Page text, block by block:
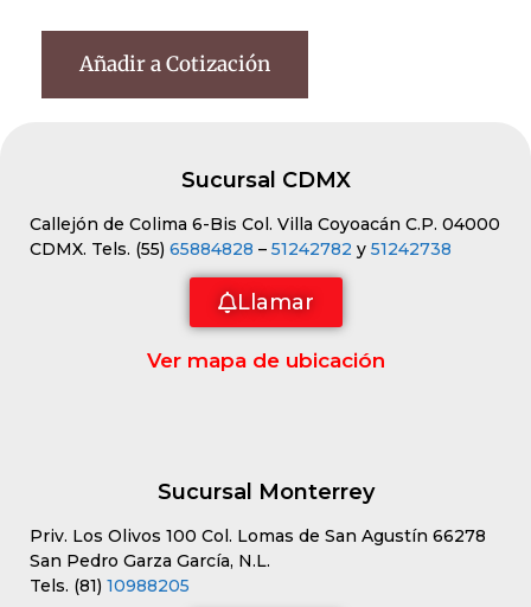
Añadir a Cotización
Sucursal CDMX
Callejón de Colima 6-Bis Col. Villa Coyoacán C.P. 04000
CDMX. Tels. (55) 65884828 – 51242782 y 51242738
Llamar
Ver mapa de ubicación
Sucursal Monterrey
Priv. Los Olivos 100 Col. Lomas de San Agustín 66278
San Pedro Garza García, N.L.
Tels. (81) 10988205